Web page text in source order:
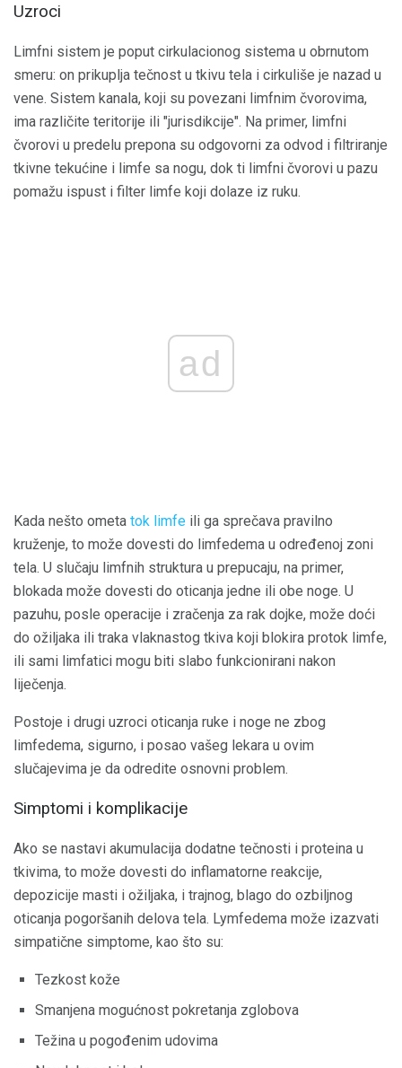
Uzroci
Limfni sistem je poput cirkulacionog sistema u obrnutom
smeru: on prikuplja tečnost u tkivu tela i cirkuliše je nazad u
vene. Sistem kanala, koji su povezani limfnim čvorovima,
ima različite teritorije ili "jurisdikcije". Na primer, limfni
čvorovi u predelu prepona su odgovorni za odvod i filtriranje
tkivne tekućine i limfe sa nogu, dok ti limfni čvorovi u pazu
pomažu ispust i filter limfe koji dolaze iz ruku.
ad
Kada nešto ometa tok limfe ili ga sprečava pravilno
kruženje, to može dovesti do limfedema u određenoj zoni
tela. U slučaju limfnih struktura u prepucaju, na primer,
blokada može dovesti do oticanja jedne ili obe noge. U
pazuhu, posle operacije i zračenja za rak dojke, može doći
do ožiljaka ili traka vlaknastog tkiva koji blokira protok limfe,
ili sami limfatici mogu biti slabo funkcionirani nakon
liječenja.
Postoje i drugi uzroci oticanja ruke i noge ne zbog
limfedema, sigurno, i posao vašeg lekara u ovim
slučajevima je da odredite osnovni problem.
Simptomi i komplikacije
Ako se nastavi akumulacija dodatne tečnosti i proteina u
tkivima, to može dovesti do inflamatorne reakcije,
depozicije masti i ožiljaka, i trajnog, blago do ozbiljnog
oticanja pogoršanih delova tela. Lymfedema može izazvati
simpatične simptome, kao što su:
Tezkost kože
Smanjena mogućnost pokretanja zglobova
Težina u pogođenim udovima